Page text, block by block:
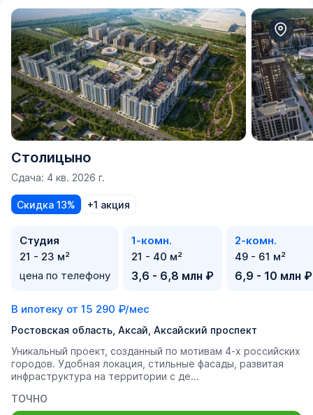
Столицыно
Сдача: 4 кв. 2026 г.
Скидка 13% +1 акция
Студия
21 - 23 м²
цена по телефону
1-комн.
21 - 40 м²
3,6 - 6,8 млн ₽
2-комн.
49 - 61 м²
6,9 - 10 млн ₽
В ипотеку от 15 290 ₽/мес
Ростовская область, Аксай, Аксайский проспект
Уникальный проект, созданный по мотивам 4-х российских
городов. Удобная локация, стильные фасады, развитая
инфраструктура на территории с де...
ТОЧНО